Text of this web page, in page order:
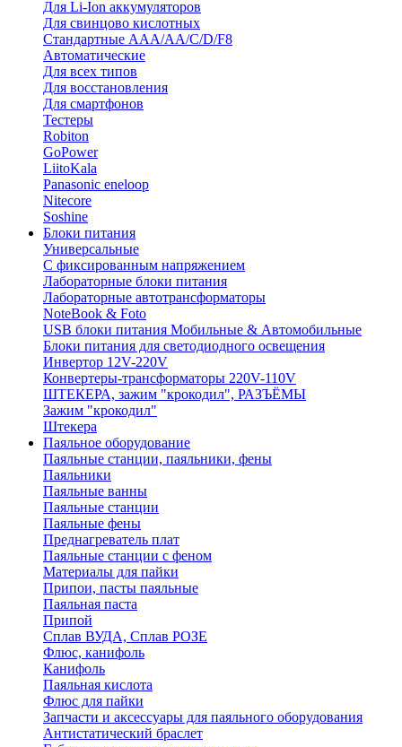
Для Li-Ion аккумуляторов
Для свинцово кислотных
Стандартные ААА/АА/С/D/F8
Автоматические
Для всех типов
Для восстановления
Для смартфонов
Тестеры
Robiton
GoPower
LiitoKala
Panasonic eneloop
Nitecore
Soshine
Блоки питания
Универсальные
C фиксированным напряжением
Лабораторные блоки питания
Лабораторные автотрансформаторы
NoteBook & Foto
USB блоки питания Мобильные & Автомобильные
Блоки питания для светодиодного освещения
Инвертор 12V-220V
Конвертеры-трансформаторы 220V-110V
ШТЕКЕРА, зажим "крокодил", РАЗЪЁМЫ
Зажим "крокодил"
Штекера
Паяльное оборудование
Паяльные станции, паяльники, фены
Паяльники
Паяльные ванны
Паяльные станции
Паяльные фены
Преднагреватель плат
Паяльные станции с феном
Материалы для пайки
Припои, пасты паяльные
Паяльная паста
Припой
Сплав ВУДА, Сплав РОЗЕ
Флюс, канифоль
Канифоль
Паяльная кислота
Флюс для пайки
Запчасти и аксессуары для паяльного оборудования
Антистатический браслет